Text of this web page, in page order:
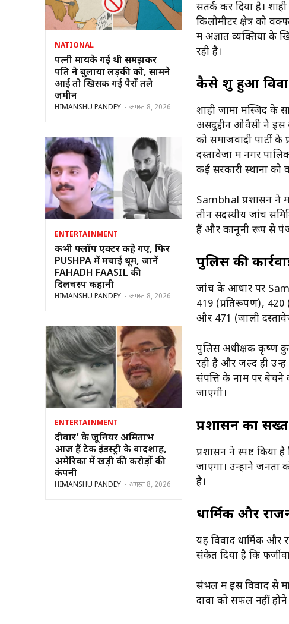
NATIONAL
पत्नी मायके गई थी समझकर
पति ने बुलाया लड़की को, सामने
आई तो खिसक गई पैरों तले
जमीन
HIMANSHU PANDEY - अगस्त 8, 2026
ENTERTAINMENT
कभी फ्लॉप एक्टर कहे गए, फिर
PUSHPA में मचाई धूम, जानें
FAHADH FAASIL की
दिलचस्प कहानी
HIMANSHU PANDEY - अगस्त 8, 2026
ENTERTAINMENT
दीवार’ के जूनियर अमिताभ
आज हैं टेक इंडस्ट्री के बादशाह,
अमेरिका में खड़ी की करोड़ों की
कंपनी
HIMANSHU PANDEY - अगस्त 8, 2026
सतर्क कर दिया है।
किलोमीटर क्षेत्र को
में अज्ञात व्यक्तियों के
रही है।
कैसे शुरू हुआ
शाही जामा मस्जिद के
असदुद्दीन ओवैसी ने इस
को समाजवादी पार्टी
दस्तावेजों में नगर
कई सरकारी स्थानों को
Sambhal प्रशासन ने
तीन सदस्यीय जांच
हैं और कानूनी रूप से
पुलिस की
जांच के आधार पर
419 (प्रतिरूपण), 420
और 471 (जाली
पुलिस अधीक्षक कृष्ण
रही है और जल्द ही उन्हें
संपत्ति के नाम पर बेचने
जाएगी।
प्रशासन का
प्रशासन ने स्पष्ट किया
जाएगा। उन्होंने जनता
है।
धार्मिक और
यह विवाद धार्मिक और
संकेत दिया है कि
संभल में इस विवाद से
दावों को सफल नहीं होने